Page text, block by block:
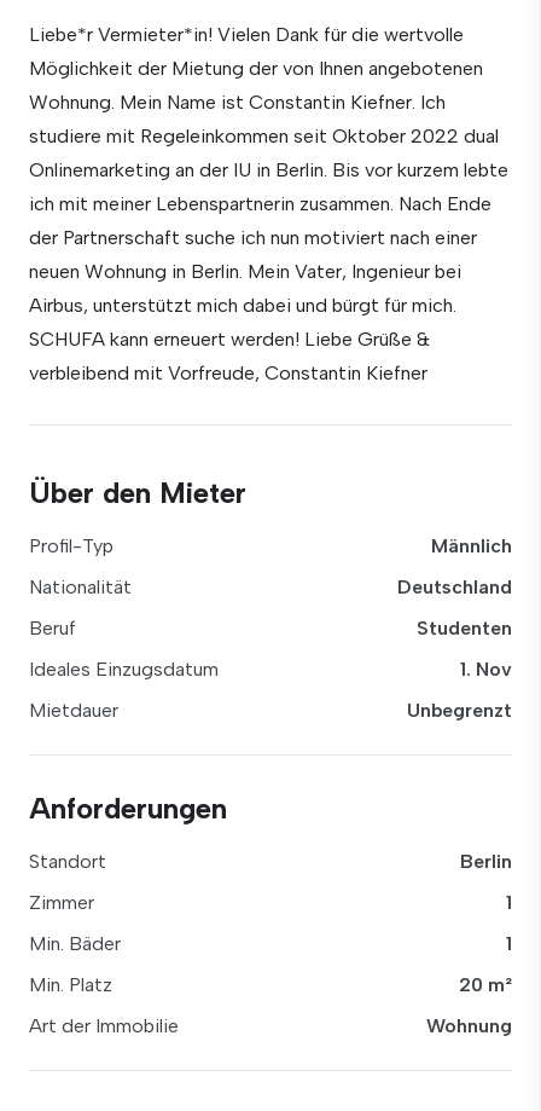
Liebe*r Vermieter*in! Vielen Dank für die wertvolle
Möglichkeit der Mietung der von Ihnen angebotenen
Wohnung. Mein Name ist Constantin Kiefner. Ich
studiere mit Regeleinkommen seit Oktober 2022 dual
Onlinemarketing an der IU in Berlin. Bis vor kurzem lebte
ich mit meiner Lebenspartnerin zusammen. Nach Ende
der Partnerschaft suche ich nun motiviert nach einer
neuen Wohnung in Berlin. Mein Vater, Ingenieur bei
Airbus, unterstützt mich dabei und bürgt für mich.
SCHUFA kann erneuert werden! Liebe Grüße &
verbleibend mit Vorfreude, Constantin Kiefner
Über den Mieter
Profil-Typ
Männlich
Nationalität
Deutschland
Beruf
Studenten
Ideales Einzugsdatum
1. Nov
Mietdauer
Unbegrenzt
Anforderungen
Standort
Berlin
Zimmer
1
Min. Bäder
1
Min. Platz
20 m²
Art der Immobilie
Wohnung